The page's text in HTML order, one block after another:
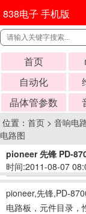
838电子 手机版
首页
自动化
晶体管参数
位置： 首页 > 音响电
电路图
pioneer 先锋 PD-
时间:2011-08-07
pioneer,先锋,PD-
电路板，元件目录，